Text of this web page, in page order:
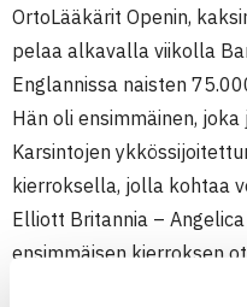
OrtoLääkärit Openin,
pelaa alkavalla viikolla
Englannissa naisten
Hän oli ensimmäinen,
Karsintojen
kierroksella, jolla kohtaa
Elliott Britannia –
ensimmäisen kierroksen
aamupäivällä ja voittaja